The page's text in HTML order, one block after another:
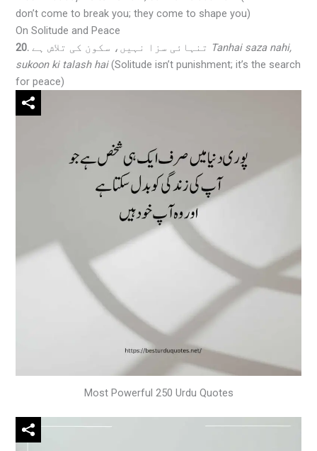
don’t come to break you; they come to shape you)
On Solitude and Peace
20.
Tanhai saza nahi,
sukoon ki talash hai(Solitude isn’t punishment; it’s the search
for peace)
Most Powerful 250 Urdu Quotes